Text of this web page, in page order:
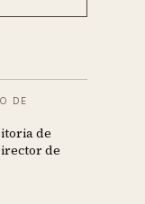
DE
de
de